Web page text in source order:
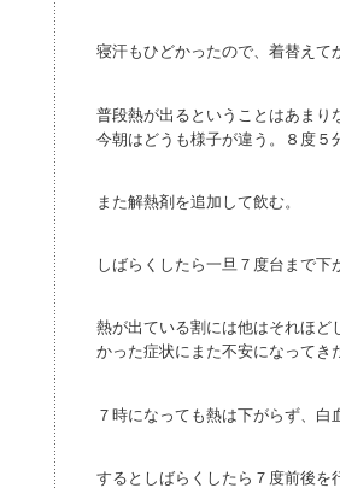
寝汗もひどかったので、着替えて
普段熱が出るということはあまり
今朝はどうも様子が違う。８度５
また解熱剤を追加して飲む。
しばらくしたら一旦７度台まで
熱が出ている割には他はそれほど
かった症状にまた不安になってき
７時になっても熱は下がらず、
するとしばらくしたら７度前後を